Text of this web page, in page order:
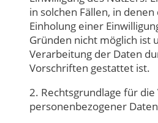
in solchen Fällen, in
Einholung einer
Gründen nicht möglich ist
Verarbeitung der Daten
Vorschriften gestattet ist.
2. Rechtsgrundlage für
personenbezogener Daten